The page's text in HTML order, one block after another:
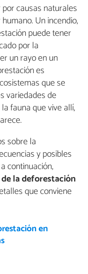
causas naturales
Un incendio,
puede tener
por la
un rayo en un
es
que se
variedades de
fauna que vive allí,
sobre la
y posibles
continuación,
la deforestación
que conviene
en